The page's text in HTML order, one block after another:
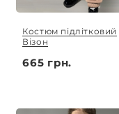
Костюм підлітковий
Візон
665 грн.